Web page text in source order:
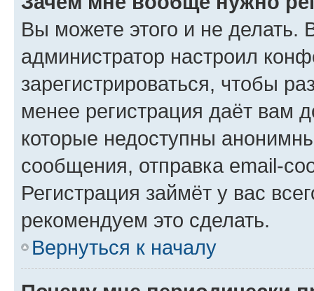
Вы можете этого и не делать.
администратор настроил
зарегистрироваться, чтобы
менее регистрация даёт вам
которые недоступны
сообщения, отправка email-
Регистрация займёт у вас
рекомендуем это сделать.
Вернуться к началу